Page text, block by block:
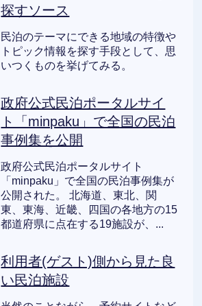
探すソース
民泊のテーマにできる地域の特徴や
トピック情報を探す手段として、思
いつくものを挙げてみる。
政府公式民泊ポータルサイ
ト「minpaku」で全国の民泊
事例集を公開
政府公式民泊ポータルサイト
「minpaku」で全国の民泊事例集が
公開された。 北海道、東北、関
東、東海、近畿、四国の各地方の15
都道府県に点在する19施設が、...
利用者(ゲスト)側から見た良
い民泊施設